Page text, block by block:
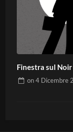
Finestra sul
on4 Dicembre